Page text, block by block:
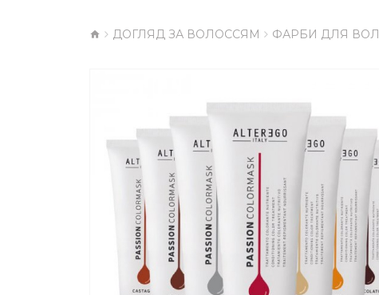
ДОГЛЯД ЗА ВОЛОССЯМ ФАРБИ ДЛЯ